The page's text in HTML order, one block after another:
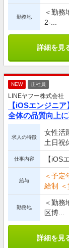
勤務地
＜勤務
2-...
詳細を見
NEW 正社員
LINEヤフー株式会社
【iOSエンジニ
全体の品質向上
求人の特徴
女性活
土日祝
仕事内容 【iOS
給与
＜予定
給制 ＜
勤務地
＜勤務
区博...
詳細を見